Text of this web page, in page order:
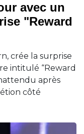
avec un
"Reward
crée la surprise
intitulé “Reward
après
côté